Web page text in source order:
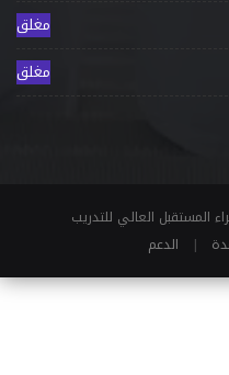
مغلق
مغلق
العالي للتدريب
الدعم